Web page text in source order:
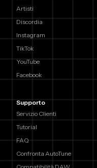
Artisti
Discordia
Instagram
TikTok
YouTube
Facebook
Supporto
Servizio Clienti
Tutorial
FAQ
Confronta AutoTune